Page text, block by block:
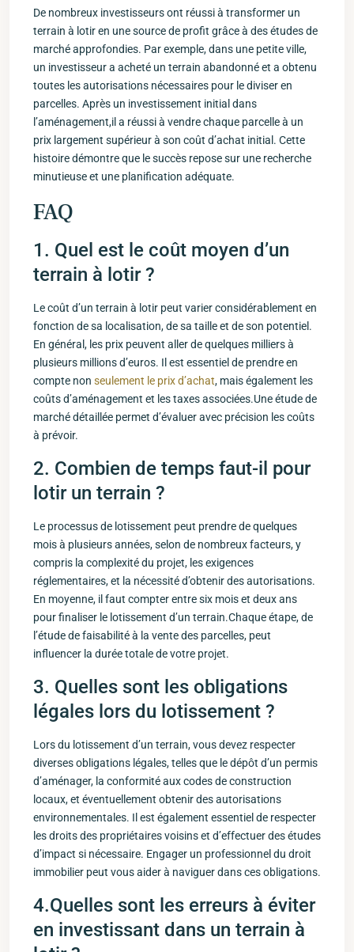
De nombreux investisseurs ont ‌réussi à transformer un
terrain à lotir en une source de profit grâce à‌ des études de
marché approfondies. Par ‌exemple, dans une ‌petite⁢ ville,
un investisseur a acheté un terrain abandonné et a ‍obtenu
toutes ​les autorisations nécessaires pour le diviser en
⁢parcelles. Après un investissement initial​ dans
l’aménagement,il a réussi à ‍vendre chaque ⁢parcelle à un
prix largement supérieur à son coût d’achat initial. Cette
histoire démontre⁤ que le succès repose sur une recherche
minutieuse‌ et une planification adéquate.
FAQ
1. Quel ⁢est le coût moyen d’un
⁣terrain ‍à ⁣lotir ?
Le coût d’un terrain à lotir peut varier considérablement en
fonction de sa localisation, de sa taille ⁢et de⁤ son potentiel.
En général, les prix peuvent aller de⁣ quelques milliers à
plusieurs millions d’euros. Il‍ est essentiel de prendre ‌en
compte non seulement le prix d’achat, mais également les
coûts d’aménagement et les ⁣taxes associées.Une étude de
marché détaillée permet d’évaluer avec précision les coûts
à prévoir.
2. Combien de temps faut-il pour
lotir un terrain ?
Le ⁤processus de lotissement peut prendre de quelques ​
mois‍ à⁣ plusieurs années, selon de nombreux facteurs,⁣ y
compris la complexité du projet, les exigences
réglementaires, et ⁢la nécessité d’obtenir des autorisations.
En moyenne, il faut compter entre six mois et deux ans
pour finaliser⁤ le lotissement d’un terrain.Chaque ​étape, de
l’étude de faisabilité à la vente des parcelles, peut
⁢influencer la⁢ durée totale de votre‌ projet.
3. Quelles sont les ⁢obligations
légales lors du lotissement ⁢?
Lors du ⁤lotissement d’un terrain, vous devez respecter
⁣diverses obligations légales, telles que le ⁤dépôt d’un permis
d’aménager, la conformité aux codes de construction
‌locaux, et éventuellement obtenir des autorisations
environnementales. Il est également⁢ essentiel de respecter
les droits des propriétaires voisins et d’effectuer des études
d’impact si​ nécessaire. Engager un professionnel du droit
immobilier peut ​vous aider à naviguer dans ces obligations.
4.Quelles sont les erreurs à éviter
en investissant ‌dans un terrain‍ à